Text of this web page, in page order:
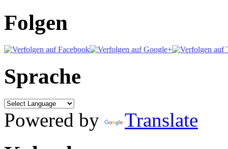
Folgen
Sprache
Powered by Translate